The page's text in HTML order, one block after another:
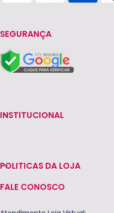
SEGURANÇA
INSTITUCIONAL
POLITICAS DA LOJA
FALE CONOSCO